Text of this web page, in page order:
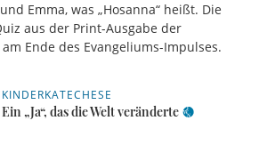
Emma, was „Hosanna“ heißt. Die
aus der Print-Ausgabe der
Ende des Evangeliums-Impulses.
KINDERKATECHESE
Ein „Ja“, das die Welt veränderte